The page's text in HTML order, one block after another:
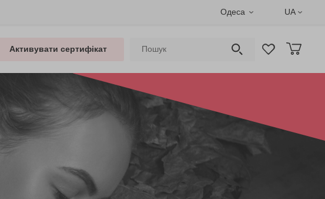
Одеса UA
Активувати сертифікат